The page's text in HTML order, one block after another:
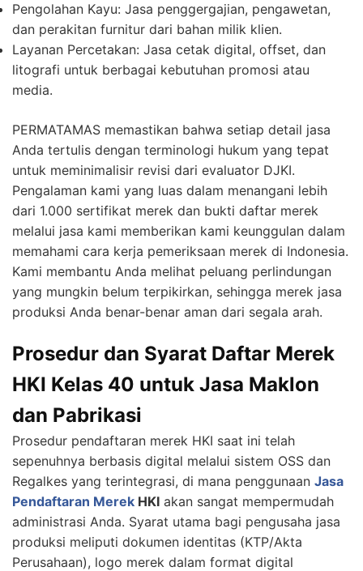
Pengolahan Kayu: Jasa penggergajian, pengawetan,
dan perakitan furnitur dari bahan milik klien.
Layanan Percetakan: Jasa cetak digital, offset, dan
litografi untuk berbagai kebutuhan promosi atau
media.
PERMATAMAS memastikan bahwa setiap detail jasa
Anda tertulis dengan terminologi hukum yang tepat
untuk meminimalisir revisi dari evaluator DJKI.
Pengalaman kami yang luas dalam menangani lebih
dari 1.000 sertifikat merek dan bukti daftar merek
melalui jasa kami memberikan kami keunggulan dalam
memahami cara kerja pemeriksaan merek di Indonesia.
Kami membantu Anda melihat peluang perlindungan
yang mungkin belum terpikirkan, sehingga merek jasa
produksi Anda benar-benar aman dari segala arah.
Prosedur dan Syarat Daftar Merek
HKI Kelas 40 untuk Jasa Maklon
dan Pabrikasi
Prosedur pendaftaran merek HKI saat ini telah
sepenuhnya berbasis digital melalui sistem OSS dan
Regalkes yang terintegrasi, di mana penggunaan Jasa
Pendaftaran Merek HKI akan sangat mempermudah
administrasi Anda. Syarat utama bagi pengusaha jasa
produksi meliputi dokumen identitas (KTP/Akta
Perusahaan), logo merek dalam format digital